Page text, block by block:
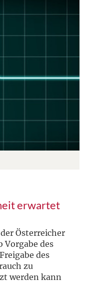
erwartet
Österreicher
Vorgabe des
des
zu
werden kann